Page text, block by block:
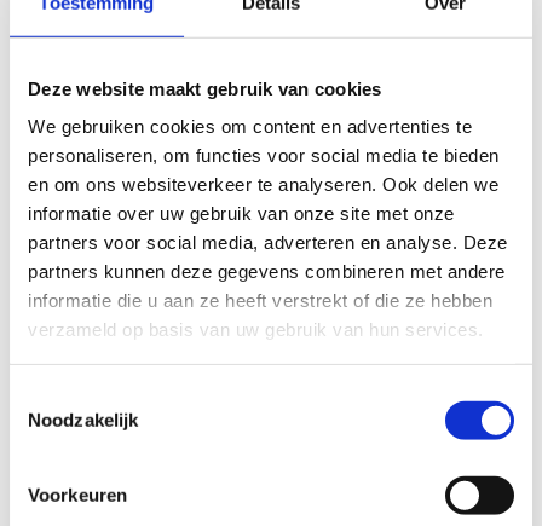
Deze website maakt gebruik van cookies
We gebruiken cookies om content en advertenties te
personaliseren, om functies voor social media te bieden
en om ons websiteverkeer te analyseren. Ook delen we
informatie over uw gebruik van onze site met onze
partners voor social media, adverteren en analyse. Deze
partners kunnen deze gegevens combineren met andere
informatie die u aan ze heeft verstrekt of die ze hebben
verzameld op basis van uw gebruik van hun services.
Noodzakelijk
Voorkeuren
houden bij de lokale horeca. Na enkele honderd meters is het
kan aansluiten op de routes van Meulebeke, Tielt en Ardooie.
Er is een ruime parkeergelegenheid aan de sporthal van
Pittem.
Het Skeelernetwerk Midwestwaaiert uit over de gemeenten
Ardooie, Hooglede, Ingelmunster, Izegem, Ledegem,
Lichtervelde, Meulebeke, Moorslede, Oostrozebeke, Pittem,
Roeselare, Ruiselede, Staden, Tielt, Wielsbeke en Wingene met
een totale afstand van circa 450km.
Je skeelert kilometers langs een gevarieerd ruraal en stedelijk
landschap. Naast de mooie uitzichten zijn er ook leuke
toeristische regio's: de Leiestreek, het Brugse Ommeland en de